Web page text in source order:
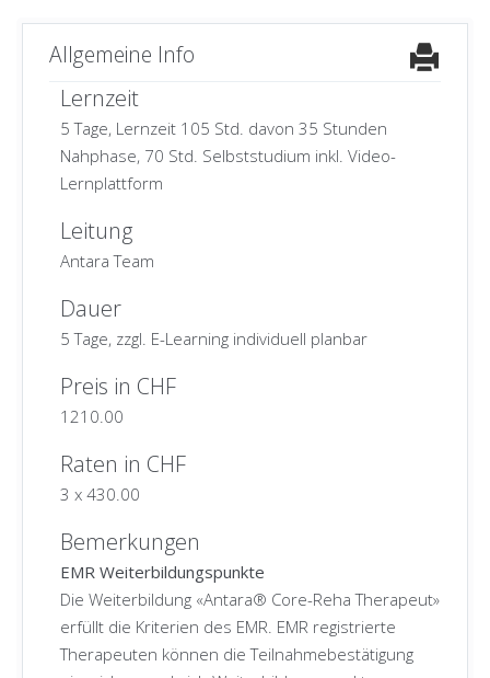
Allgemeine Info
Lernzeit
5 Tage, Lernzeit 105 Std. davon 35 Stunden
Nahphase, 70 Std. Selbststudium inkl. Video-
Lernplattform
Leitung
Antara Team
Dauer
5 Tage, zzgl. E-Learning individuell planbar
Preis in CHF
1210.00
Raten in CHF
3 x 430.00
Bemerkungen
EMR Weiterbildungspunkte
Die Weiterbildung «Antara® Core-Reha Therapeut»
erfüllt die Kriterien des EMR. EMR registrierte
Therapeuten können die Teilnahmebestätigung